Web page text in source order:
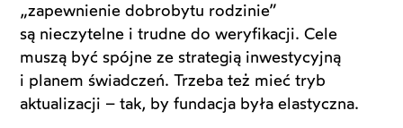
„zapewnienie dobrobytu rodzinie”
są nieczytelne i trudne do weryfikacji. Cele
muszą być spójne ze strategią inwestycyjną
i planem świadczeń. Trzeba też mieć tryb
aktualizacji – tak, by fundacja była elastyczna.